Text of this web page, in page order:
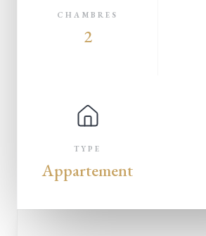
CHAMBRES
2
TYPE
Appartement